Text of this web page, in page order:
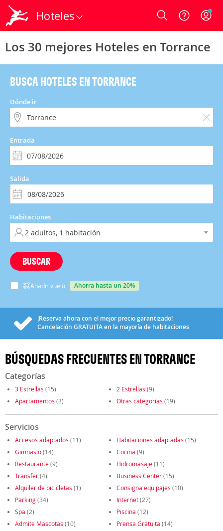
Hoteles Login
Los 30 mejores Hoteles en Torrance
BUSCA HOTELES EN TORRANCE
Dónde ir
Entrada
Salida
Habitaciones
BUSCAR
Añadir vuelo ahorra hasta un 20%
¡Reserva ahora con el mejor precio garantizado!
Cancelación GRATUITAen la mayoría de habitaciones
BÚSQUEDAS FRECUENTES EN TORRANCE
Categorías
3 Estrellas (15) 2 Estrellas (9)
Apartamentos (3) Otras categorías (19)
Servicios
Accesos adaptados (11) Habitaciones adaptadas (15)
Gimnasio(14) Cocina (9)
Restaurante(9) Hidromasaje(11)
Transfer(4) Business Center(15)
Alquiler de bicicletas (1) Consigna equipajes (10)
Parking(34) Internet(27)
Spa (2) Piscina (12)
Admite Mascotas (10) Prensa Gratuita (14)